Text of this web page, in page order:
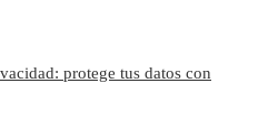
protege tus datos con